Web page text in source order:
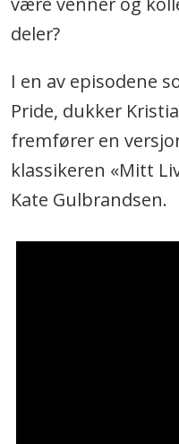
deler?
I en av episodene
Pride, dukker
fremfører en
klassikeren «Mitt
Kate Gulbrandsen.